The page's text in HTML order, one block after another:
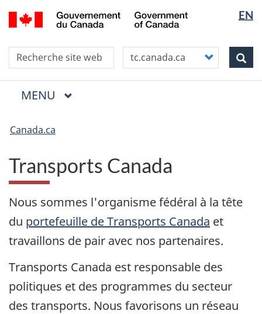
Aller
au
principal
Skip
to
this
site"
Passer
à
version
HTML
simplifiée
Sélection
langue
Language
EN
Canada
Search this site
Customize
your
search
MenuMENU PRINCIPAL
êtes
Canada.ca
Transports Canada
Nous sommes l'organisme fédéral à la tête
du portefeuille de Transports Canada et
travaillons de pair avec nos partenaires.
Transports Canada est responsable des
politiques et des programmes du secteur
des transports. Nous favorisons un réseau